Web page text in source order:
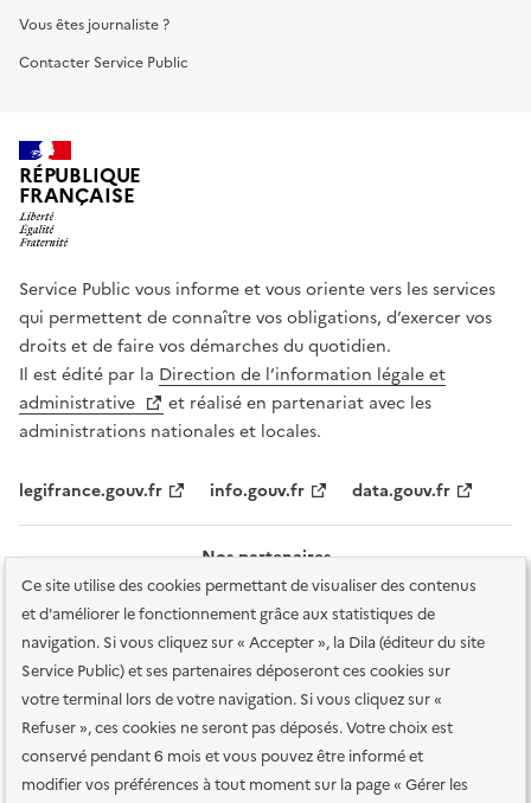
Ce site utilise des cookies permettant de visualiser des contenus
et d'améliorer le fonctionnement grâce aux statistiques de
navigation. Si vous cliquez sur « Accepter », la Dila (éditeur du site
Service Public) et ses partenaires déposeront ces cookies sur
votre terminal lors de votre navigation. Si vous cliquez sur «
Refuser », ces cookies ne seront pas déposés. Votre choix est
conservé pendant 6 mois et vous pouvez être informé et
modifier vos préférences à tout moment sur la page « Gérer les
Vous êtes journaliste ?
Contacter Service Public
RÉPUBLIQUE
FRANÇAISE
Service Public vous informe et vous oriente vers les services
qui permettent de connaître vos obligations, d’exercer vos
droits et de faire vos démarches du quotidien.
Il est édité par la Direction de l’information légale et
administrative
et réalisé en partenariat avec les
administrations nationales et locales.
legifrance.gouv.fr info.gouv.fr data.gouv.fr
Nos partenaires
Plan du site Accessibilité : totalement conforme
Accessibilité des
services en ligne Mentions légales Données personnelles et sécurité
Conditions générales d'utilisation Gestion des cookies